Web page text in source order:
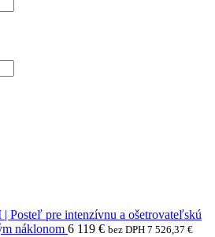
pre intenzívnu a ošetrovateľskú
náklonom 6 119 € bez DPH 7 526,37 €